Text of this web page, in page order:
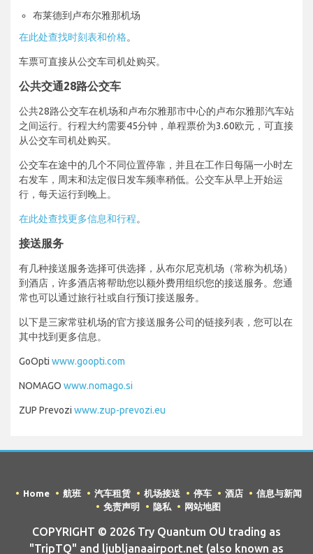
布莱德到卢布尔雅那机场
在此处查找时刻表和价格。
车票可直接从公交车司机处购买。
公共交通28路公交车
公共28路公交车在机场和卢布尔雅那市中心的卢布尔雅那汽车站
之间运行。行程大约需要45分钟，单程票价为3.60欧元，可直接
从公交车司机处购买。
公交车在途中的几个不同位置停靠，并且在工作日每隔一小时左
右发车，周末和法定假日发车频率稍低。公交车从早上开始运
行，每天运行到晚上。
在此处查找更多信息和行程。
接送服务
有几种接送服务选择可供选择，从布尔尼克机场（常称为机场）
到酒店，许多酒店将帮助您以额外费用组织您的接送服务。您通
常也可以通过旅行社或自行预订接送服务。
以下是三家常驻机场的官方接送服务公司的链接列表，您可以在
其中找到更多信息。
GoOpti www.goopti.com
NOMAGO www.nomago.si
ZUP Prevozi www.zup-prevozi.eu
Home 航班 汽车租赁 机场接送 停车 酒店
信息与新闻
免责声明
隐私 网站地图
COPYRIGHT © 2026 Try Quantum OU trading as
"TripTQ" and ljubljanaairport.net (also known as